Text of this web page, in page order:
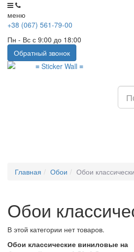
меню
+38 (067) 561-79-00
Пн - Вс с 9:00 до 18:00
Обратный звонок
Главная Обои Обои
Обои
В этой категории нет товаров.
Обои классические виниловые на